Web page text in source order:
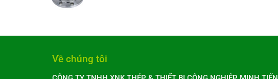
Về chúng tôi